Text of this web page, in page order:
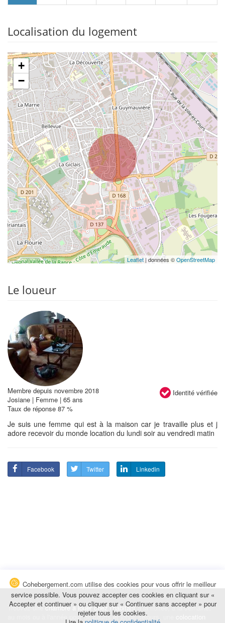
Localisation du logement
+
−
Leaflet | données ©OpenStreetMap
Le loueur
Identité vérifiée
Membre depuis novembre 2018
Josiane | Femme | 65 ans
Taux de réponse 87 %
Je suis une femme qui est à la maison car je travaille plus et j
adore recevoir du monde location du lundi soir au vendredi matin
Facebook Twitter Linkedin
Trouvez unechambre à louer chez l'habitantà la nuitée, à la semaine,
au mois ou à l'année pour de courts et longs séjours, une
Cohebergement.com utilise des cookies pour vous offrir le meilleur
service possible. Vous pouvez accepter ces cookies en cliquant sur «
Accepter et continuer » ou cliquer sur « Continuer sans accepter » pour
rejeter tous les cookies.